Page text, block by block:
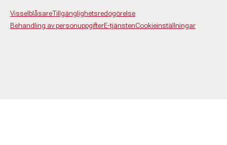
VisselblåsareTillgänglighetsredogörelse
Behandling av personuppgifterE-tjänstenCookieinställningar